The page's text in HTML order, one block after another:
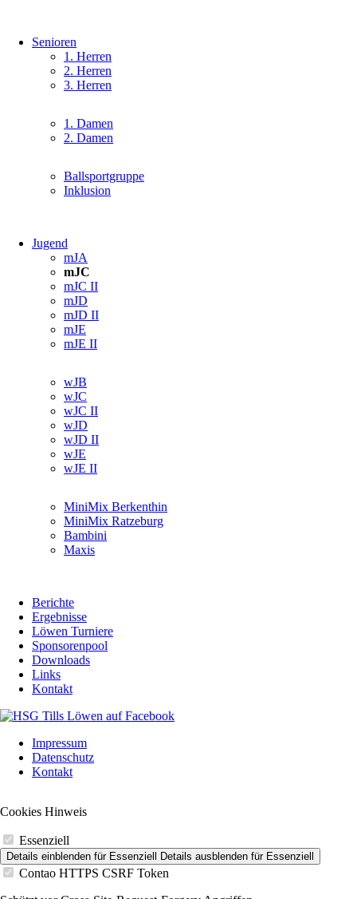
Senioren
Navigation
überspringen
1. Herren
2. Herren
3. Herren
Navigation
überspringen
1. Damen
2. Damen
Navigation
überspringen
Ballsportgruppe
Inklusion
Jugend
Navigation
überspringen
mJA
mJC
mJC II
mJD
mJD II
mJE
mJE II
Navigation
überspringen
wJB
wJC
wJC II
wJD
wJD II
wJE
wJE II
Navigation
überspringen
MiniMix Berkenthin
MiniMix Ratzeburg
Bambini
Maxis
Berichte
Ergebnisse
Löwen Turniere
Sponsorenpool
Downloads
Links
Kontakt
überspringen
Impressum
Datenschutz
Kontakt
Cookies Hinweis
Essenziell
Details einblenden für Essenziell Details ausblenden für Essenziell
Contao HTTPS CSRF Token